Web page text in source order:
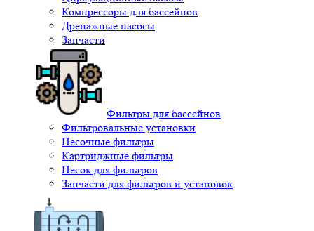
Компрессоры для бассейнов
Дренажные насосы
Запчасти
Фильтры для бассейнов
Фильтровальные установки
Песочные фильтры
Картриджные фильтры
Песок для фильтров
Запчасти для фильтров и установок